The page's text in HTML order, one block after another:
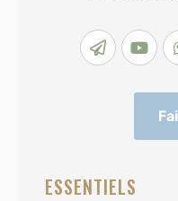
ESSENTIELS